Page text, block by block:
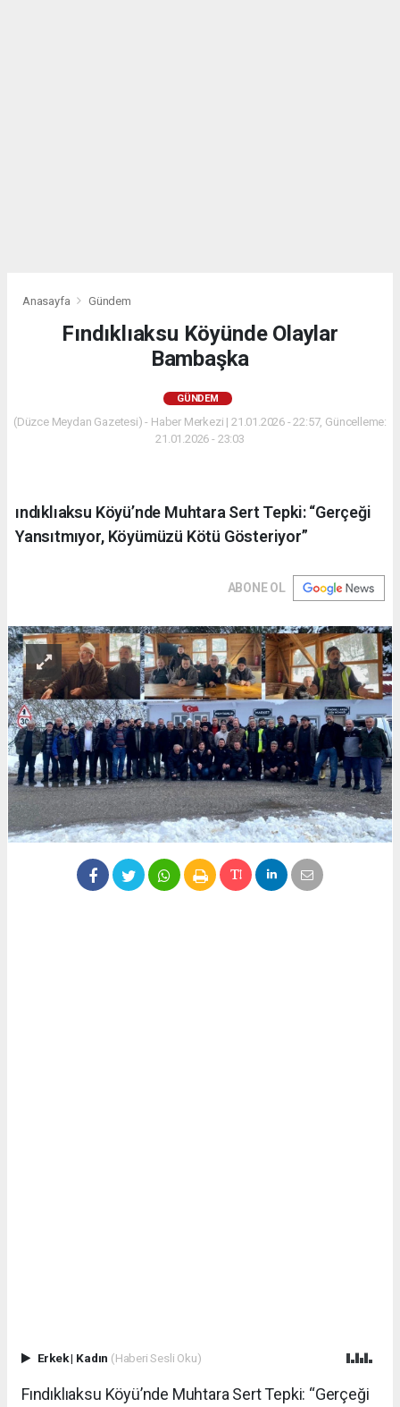
Anasayfa Gündem
Fındıklıaksu Köyünde Olaylar
Bambaşka
GÜNDEM
(Düzce Meydan Gazetesi) - Haber Merkezi | 21.01.2026 - 22:57, Güncelleme:
21.01.2026 - 23:03
ındıklıaksu Köyü’nde Muhtara Sert Tepki: “Gerçeği
Yansıtmıyor, Köyümüzü Kötü Gösteriyor”
ABONE OL
Erkek| Kadın (Haberi Sesli Oku)
Fındıklıaksu Köyü’nde Muhtara Sert Tepki: “Gerçeği